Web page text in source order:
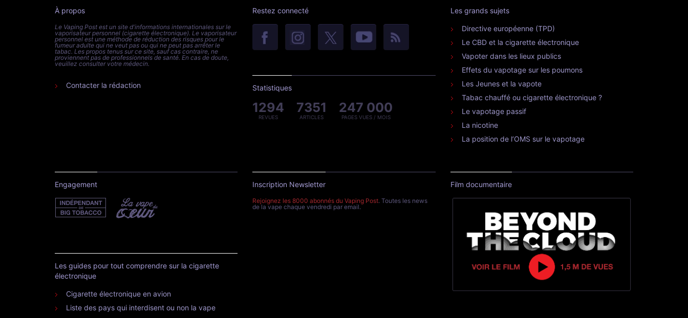
À propos
Le Vaping Post est un site d'informations internationales sur le
vaporisateur personnel (cigarette électronique). Le vaporisateur
personnel est une méthode de réduction des risques pour le
fumeur adulte qui ne veut pas ou qui ne peut pas arrêter le
tabac. Les propos tenus sur ce site, sauf cas contraire, ne
proviennent pas de professionnels de santé. En cas de doute,
veuillez consulter votre médecin.
Contacter la rédaction
Restez connecté
Statistiques
1294
REVUES
7351
ARTICLES
247 000
PAGES VUES / MOIS
Les grands sujets
Directive européenne (TPD)
Le CBD et la cigarette électronique
Vapoter dans les lieux publics
Effets du vapotage sur les poumons
Les Jeunes et la vapote
Tabac chauffé ou cigarette électronique ?
Le vapotage passif
La nicotine
La position de l’OMS sur le vapotage
Engagement
Les guides pour tout comprendre sur la cigarette
électronique
Cigarette électronique en avion
Liste des pays qui interdisent ou non la vape
Inscription Newsletter
Rejoignez les 8000 abonnés du Vaping Post. Toutes les news
de la vape chaque vendredi par email.
Film documentaire